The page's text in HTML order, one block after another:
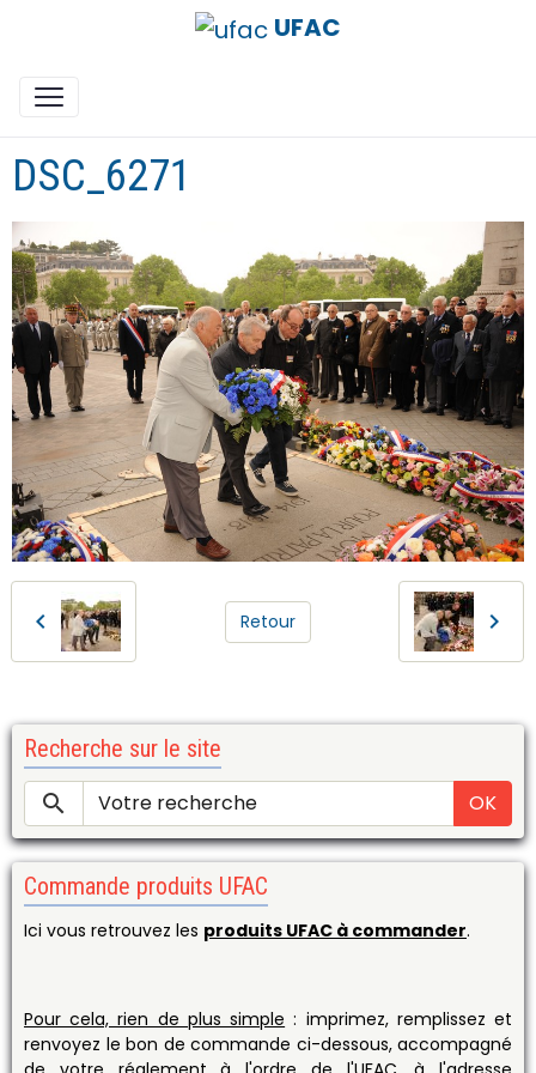
UFAC
DSC_6271
Retour
Recherche sur le site
OK
Commande produits UFAC
Ici vous retrouvez les produits UFAC à commander.
Pour cela, rien de plus simple : imprimez, remplissez et
renvoyez le bon de commande ci-dessous, accompagné